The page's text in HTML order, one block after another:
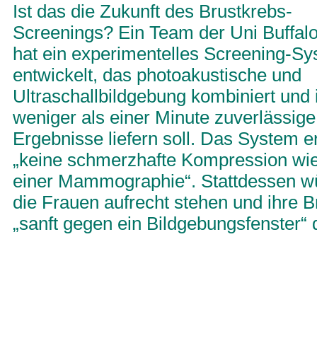
Ist das die Zukunft des Brustkrebs-
Screenings? Ein Team der Uni
hat ein experimentelles Screening-
entwickelt, das photoakustische und
Ultraschallbildgebung kombiniert und
weniger als einer Minute zuverlässige
Ergebnisse liefern soll. Das System
„keine schmerzhafte Kompression
einer Mammographie“. Stattdessen
die Frauen aufrecht stehen und ihre
„sanft gegen ein Bildgebungsfenster“